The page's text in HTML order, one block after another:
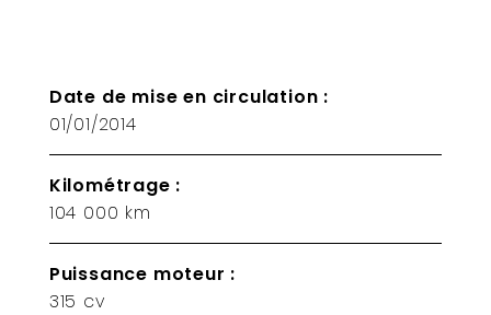
Date de mise en circulation :
01/01/2014
Kilométrage :
104 000 km
Puissance moteur :
315 cv